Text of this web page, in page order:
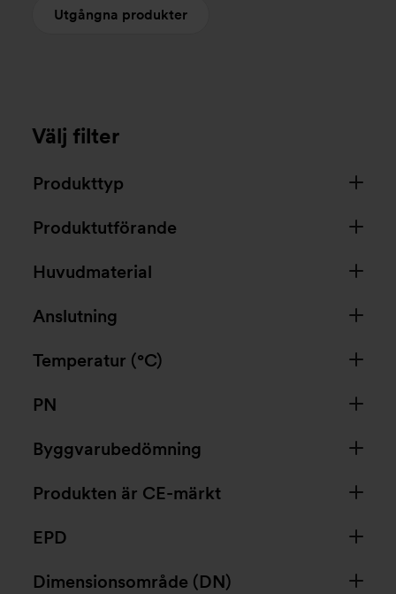
Utgångna produkter
Välj filter
Produkttyp
Produktutförande
Huvudmaterial
Anslutning
Temperatur (°C)
PN
Byggvarubedömning
Produkten är CE-märkt
EPD
Dimensionsområde (DN)